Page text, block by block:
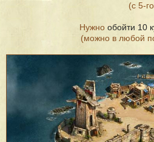
(с 5-
Нужно обойти 10
(можно в любой